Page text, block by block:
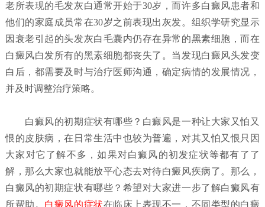
老所表现的毛发灰白通常开始于30岁，而许多白癜风患者和
他们的家庭成员常在30岁之前表现出灰发。组织学研究显示
因衰老引起的头发灰白毛囊内仍存在异常的黑素细胞，而在
白癜风白发所有的黑素细胞都丧失了。当发现白癜风头发变
白后，都需要及时与治疗医师沟通，确定病情的发展情况，
并及时调整治疗策略。
白癜风的初期症状有哪些？ 白癜风是一种让大家又怕又
恨的皮肤病，在日常生活中也较为普遍，对其又怕又恨只因
大家对它了解不多，如果对白癜风的初发症状等都有了了
解，那么大家也就能放平心态去对待白癜风疾病了。那么，
白癜风的初期症状有哪些？希望对大家进一步了解白癜风有
所帮助。 白癜风的症状在临床上表现不一，不同类型的白癜